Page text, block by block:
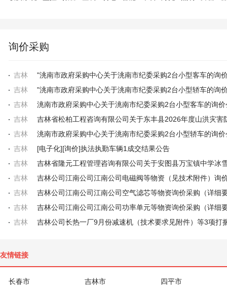
询价采购
吉林
"洮南市政府采购中心关于洮南市纪委采购2台小型客车的询
吉林
"洮南市政府采购中心关于洮南市纪委采购2台小型轿车的询
吉林
洮南市政府采购中心关于洮南市纪委采购2台小型客车的询
吉林
吉林
洮南市政府采购中心关于洮南市纪委采购2台小型轿车的询
吉林
[电子化][询价]执法执勤车辆1成交结果公告
吉林
吉林
吉林公司江南公司江南公司电磁阀等物资（见技术附件）询
吉林
吉林
吉林
友情链接
长春市 吉林市 四平市